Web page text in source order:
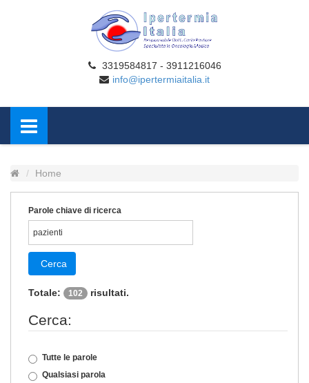
3319584817 - 3911216046
info@ipertermiaitalia.it
Home
Parole chiave di ricerca
Cerca
Totale: 102 risultati.
Cerca:
Tutte le parole
Qualsiasi parola